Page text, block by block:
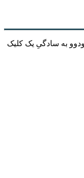
به سادگیِ یک کلیک